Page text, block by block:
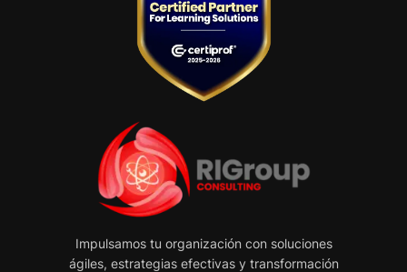
Impulsamos tu organización con soluciones
ágiles, estrategias efectivas y transformación